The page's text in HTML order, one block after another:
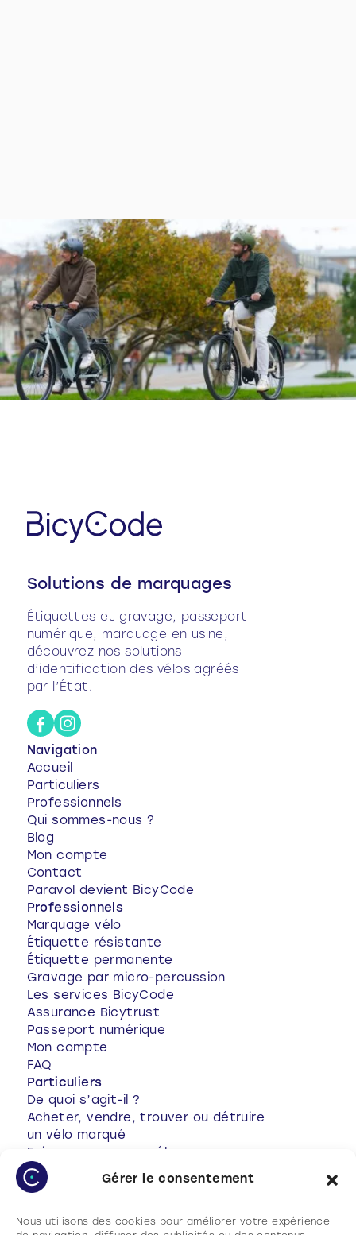
Gérer le consentement
Nous utilisons des cookies pour améliorer votre expérience
Solutions de marquages
Étiquettes et gravage, passeport
numérique, marquage en usine,
découvrez nos solutions
d’identification des vélos agréés
par l’État.
Navigation
Accueil
Particuliers
Professionnels
Qui sommes-nous ?
Blog
Mon compte
Contact
Paravol devient BicyCode
Professionnels
Marquage vélo
Étiquette résistante
Étiquette permanente
Gravage par micro-percussion
Les services BicyCode
Assurance Bicytrust
Passeport numérique
Mon compte
FAQ
Particuliers
De quoi s’agit-il ?
Acheter, vendre, trouver ou détruire
un vélo marqué
Faire marquer son vélo
Conseils antivol
Votre vélo a été volé
Mon compte